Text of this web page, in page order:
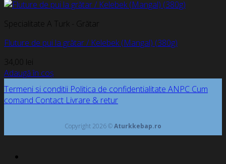
Specialitate A Turk - Grătar
Fluture de pui la grătar / Kelebek (Mangal) (380g)
34,00 lei
Adaugă în coș
Termeni si conditii Politica de confidentialitate ANPC Cum
comand Contact Livrare & retur
Copyright 2026 ©Aturkkebap.ro